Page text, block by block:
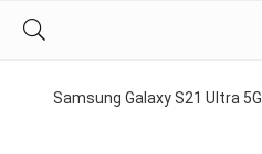
منتجات تحت الوسم “Samsung Galaxy S21 Ultra 5G